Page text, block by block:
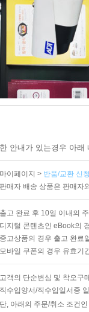
안내가 있는경우 아
마이페이지 > 반품/교환 신
판매자 배송 상품은 판매자
출고 완료 후 10일 이내의
디지털 콘텐츠인 eBook의
중고상품의 경우 출고 완료
모바일 쿠폰의 경우 유효기
고객의 단순변심 및 착오구
직수입양서/직수입일서중
단, 아래의 주문/취소 조건